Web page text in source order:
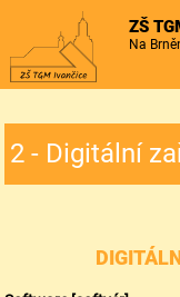
ZŠ
Na
2 - Digitální